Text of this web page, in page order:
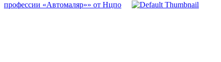
профессии «Автомаляр»» от Нцпо